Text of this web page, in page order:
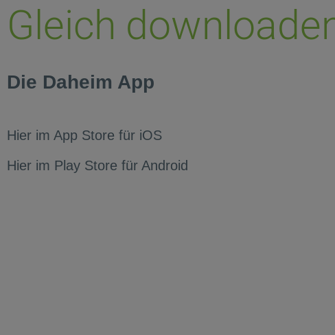
Gleich
Die Daheim App
Hier im App Store für iOS
Hier im Play Store für Android